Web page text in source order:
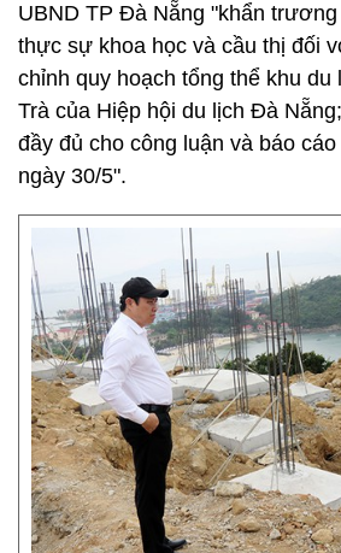
UBND TP Đà Nẵng "khẩn
thực sự khoa học và cầu thị đối
chỉnh quy hoạch tổng thể khu du
Trà của Hiệp hội du lịch Đà
đầy đủ cho công luận và báo
ngày 30/5".